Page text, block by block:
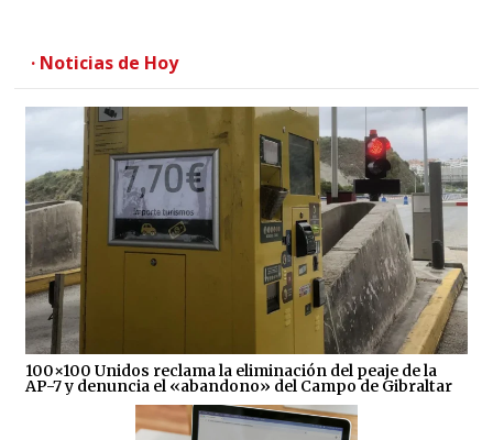
· Noticias de Hoy
100×100 Unidos reclama la eliminación del peaje de la
AP-7 y denuncia el «abandono» del Campo de Gibraltar